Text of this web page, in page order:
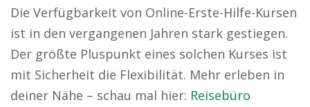
Die Verfügbarkeit von Online-Erste-Hilfe-Kursen
ist in den vergangenen Jahren stark gestiegen.
Der größte Pluspunkt eines solchen Kurses ist
mit Sicherheit die Flexibilität. Mehr erleben in
deiner Nähe – schau mal hier: Reisebüro